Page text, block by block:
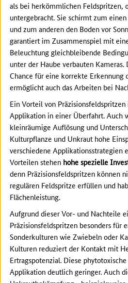
als bei herkömmlichen Feldspritzen,
untergebracht. Sie schirmt zum
und zum anderen den Boden vor
garantiert im Zusammenspiel mit
Beleuchtung gleichbleibende
unter der Haube verbauten Kameras.
Chance für eine korrekte Erkennung
ermöglicht auch das Arbeiten bei
Ein Vorteil von
Applikation in einer Überfahrt. Auch
kleinräumige Auflösung und
Kulturpflanze und Unkraut hohe
verschiedene Applikationsstrategien
Vorteilen stehen hohe spezielle
denn Präzisionsfeldspritzen können
regulären Feldspritze erfüllen und
Flächenleistung.
Aufgrund dieser Vor- und Nachteile
Präzisionsfeldspritzen besonders für
Sonderkulturen wie Zwiebeln oder
Kulturen reduziert der Kontakt mit
Ertragspotenzial. Diese
Applikation deutlich geringer. Auch